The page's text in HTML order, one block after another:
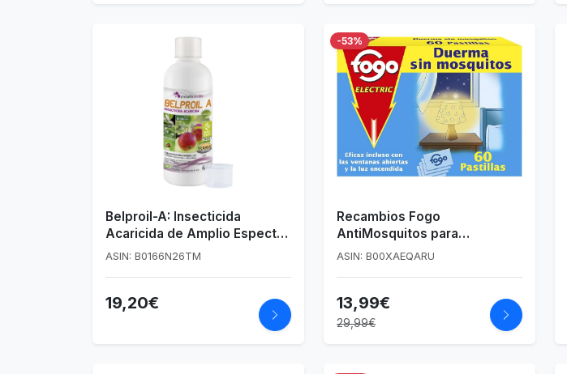
Belproil-A: Insecticida
Acaricida de Amplio Espectro
con Aceite de Parafina 83%
ASIN: B0166N26TM
19,20€
-53%
Recambios Fogo
AntiMosquitos para
insecticida eléctrico - 60
ASIN: B00XAEQARU
13,99€
29,99€